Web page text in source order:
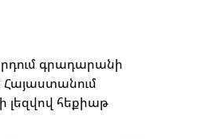
գրադարանի
Հայաստանում
հեքիաթ